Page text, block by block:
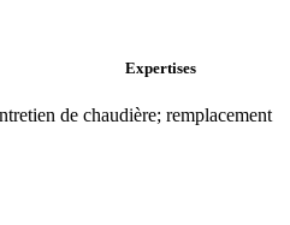
Expertises
de chaudière; remplacement